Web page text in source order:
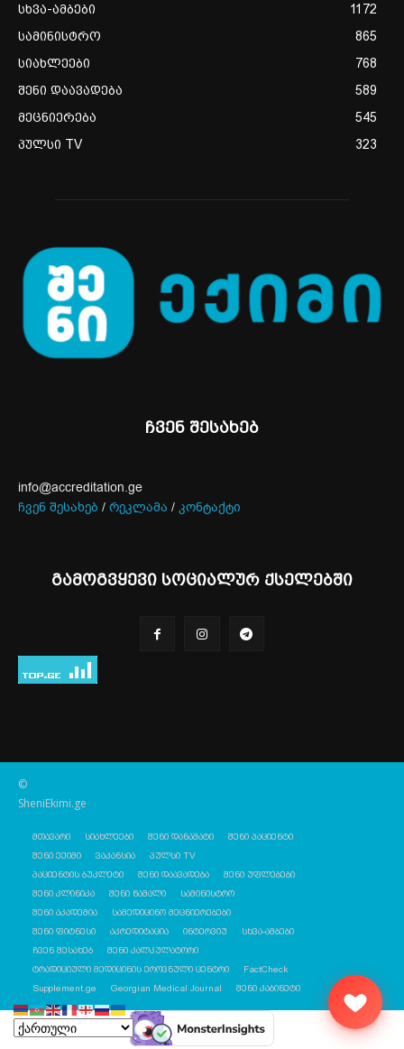
სხვა-ამბები
1172
სამინისტრო
865
სიახლეები
768
შენი დაავადება
589
მეცნიერება
545
პულსი TV
323
ჩვენ შესახებ
info@accreditation.ge
ჩვენ შესახებ / რეკლამა / კონტაქტი
გამოგვყევი სოციალურ ქსელებში
©
SheniEkimi.ge
მთავარი სიახლეები შენი დანამატი
შენი პაციენტი
შენი ექიმი
ვაკანსია
პულსი TV
პაციენტის ბუკლეტი
შენი დაავადება
შენი უფლებები
შენი კლინიკა
შენი წამალი
სამინისტრო
შენი აკადემია
სამედიცინო მეცნიერებები
შენი ფიტნესი
აკრედიტაცია ინტერვიუ
სხვა-ამბები
ჩვენ შესახებ
შენი კალკულატორი
ტრადიციული მედიცინის ეროვნული ცენტრი
FactCheck
Supplement.ge
Georgian Medical Journal შენი კაბინეტი